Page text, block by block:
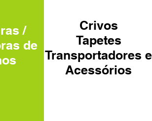
/
de
Crivos
Tapetes
Transportadores e
Acessórios